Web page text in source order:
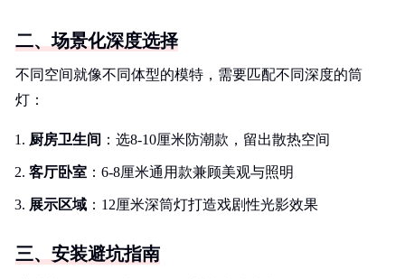
二、场景化深度选择
不同空间就像不同体型的模特，需要匹配不同深度的筒
灯：
厨房卫生间 ：选8-10厘米防潮款，留出散热空间
客厅卧室 ：6-8厘米通用款兼顾美观与照明
展示区域 ：12厘米深筒灯打造戏剧性光影效果
三、安装避坑指南